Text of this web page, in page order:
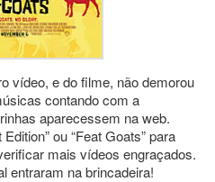
vídeo, e do filme, não demorou
contando com a
aparecessem na web.
ou “Feat Goats” para
mais vídeos engraçados.
entraram na brincadeira!